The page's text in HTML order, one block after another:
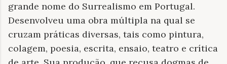
grande nome do Surrealismo em Portugal.
Desenvolveu uma obra múltipla na qual se
cruzam práticas diversas, tais como pintura,
colagem, poesia, escrita, ensaio, teatro e crítica